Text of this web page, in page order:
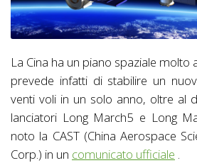
La Cina ha un piano spaziale
prevede infatti di stabilire un
venti voli in un solo anno, oltre al
lanciatori Long March5 e Long
noto la CAST (China Aerospace
Corp.) in un comunicato ufficiale .